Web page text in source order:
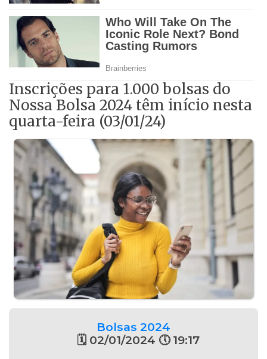
Inscrições para 1.000 bolsas do
Nossa Bolsa 2024 têm início nesta
quarta-feira (03/01/24)
Bolsas 2024
🗓 02/01/2024 🕔 19:17